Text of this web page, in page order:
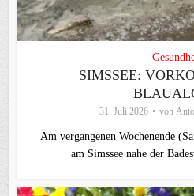
SIMSSEE:
31. Juli 2026 von
Am vergangenen Wochenende
am Simssee nahe der